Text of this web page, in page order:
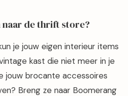
naar de thrift store?
je jouw eigen interieur items
kast die niet meer in je
jouw brocante accessoires
Breng ze naar Boomerang